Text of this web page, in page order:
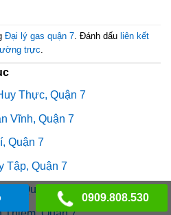
Đại lý gas quận 7. Đánh dấu liên kết
trực.
Thực, Quận 7
Vĩnh, Quận 7
Quận 7
Tập, Quận 7
Quận 7
0909.808.530